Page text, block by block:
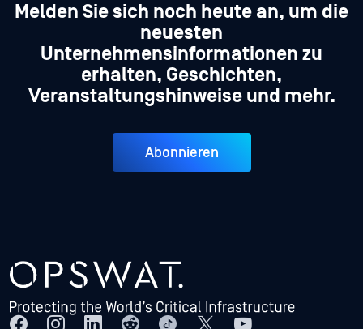
Melden Sie sich noch heute an, um die
neuesten
Unternehmensinformationen zu
erhalten, Geschichten,
Veranstaltungshinweise und mehr.
Abonnieren